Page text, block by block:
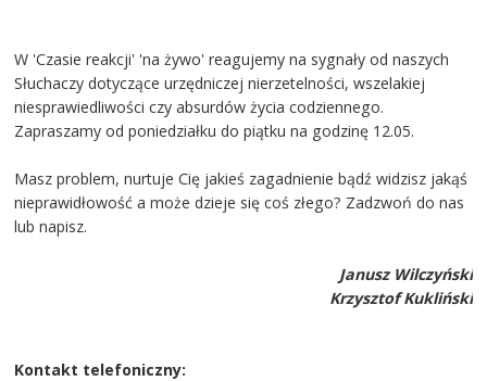
W 'Czasie reakcji' 'na żywo' reagujemy na sygnały od naszych
Słuchaczy dotyczące urzędniczej nierzetelności, wszelakiej
niesprawiedliwości czy absurdów życia codziennego.
Zapraszamy od poniedziałku do piątku na godzinę 12.05.
Masz problem, nurtuje Cię jakieś zagadnienie bądź widzisz jakąś
nieprawidłowość a może dzieje się coś złego? Zadzwoń do nas
lub napisz.
Janusz Wilczyński
Krzysztof Kukliński
Kontakt telefoniczny: